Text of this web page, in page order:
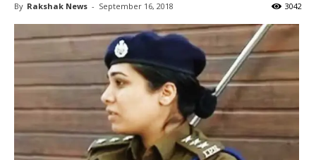
By Rakshak News - September 16, 2018 3042